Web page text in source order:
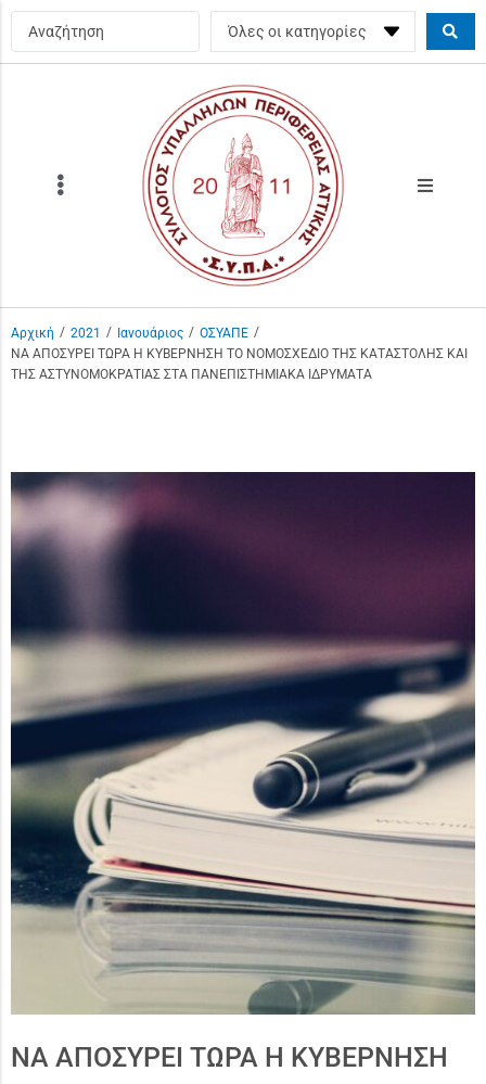
Αρχική / 2021 / Ιανουάριος / ΟΣΥΑΠΕ /
ΝΑ ΑΠΟΣΥΡΕΙ ΤΩΡΑ Η ΚΥΒΕΡΝΗΣΗ ΤΟ ΝΟΜΟΣΧΕΔΙΟ ΤΗΣ ΚΑΤΑΣΤΟΛΗΣ ΚΑΙ
ΤΗΣ ΑΣΤΥΝΟΜΟΚΡΑΤΙΑΣ ΣΤΑ ΠΑΝΕΠΙΣΤΗΜΙΑΚΑ ΙΔΡΥΜΑΤΑ
ΝΑ ΑΠΟΣΥΡΕΙ ΤΩΡΑ Η ΚΥΒΕΡΝΗΣΗ